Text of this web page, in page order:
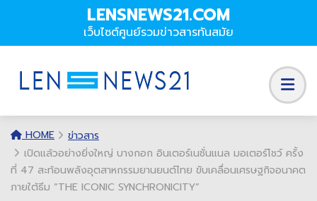
LENSNEWS21.COM
เว็บไซต์ศูนย์รวมข่าวสารทันสมัย
HOME
ข่าวสาร
เปิดแล้วอย่างยิ่งใหญ่ บางกอก อินเตอร์เนชั่นแนล มอเตอร์โชว์ ครั้ง
ที่ 47 สะท้อนพลังอุตสาหกรรมยานยนต์ไทย ขับเคลื่อนเศรษฐกิจอนาคต
ภายใต้ธีม “THE ICONIC SYNCHRONICITY”